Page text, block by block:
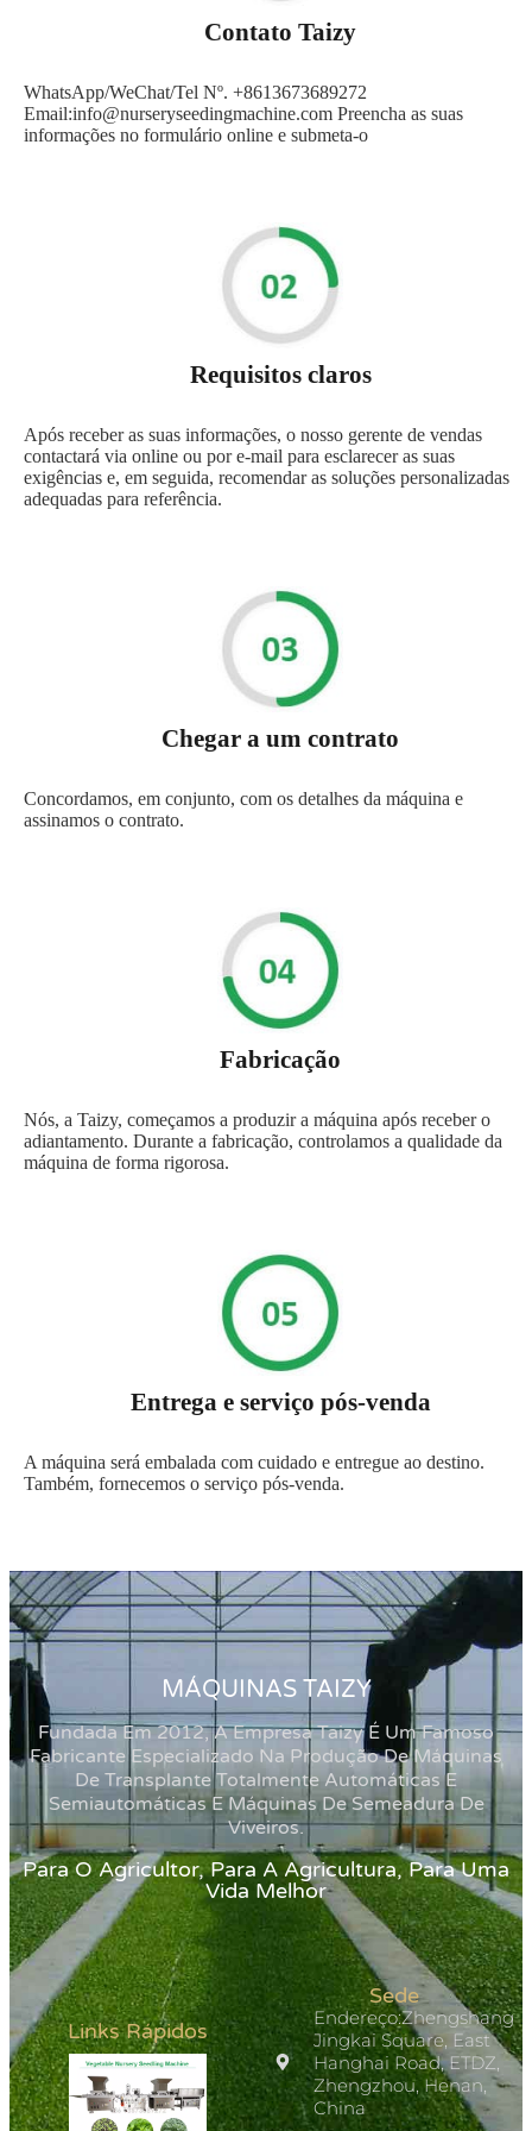
Contato Taizy
WhatsApp/WeChat/Tel Nº. +8613673689272
Email:info@nurseryseedingmachine.com Preencha as suas
informações no formulário online e submeta-o
Requisitos claros
Após receber as suas informações, o nosso gerente de vendas
contactará via online ou por e-mail para esclarecer as suas
exigências e, em seguida, recomendar as soluções personalizadas
adequadas para referência.
Chegar a um contrato
Concordamos, em conjunto, com os detalhes da máquina e
assinamos o contrato.
Fabricação
Nós, a Taizy, começamos a produzir a máquina após receber o
adiantamento. Durante a fabricação, controlamos a qualidade da
máquina de forma rigorosa.
Entrega e serviço pós-venda
A máquina será embalada com cuidado e entregue ao destino.
Também, fornecemos o serviço pós-venda.
MÁQUINAS TAIZY
Fundada Em 2012, A Empresa Taizy É Um Famoso
Fabricante Especializado Na Produção De Máquinas
De Transplante Totalmente Automáticas E
Semiautomáticas E Máquinas De Semeadura De
Viveiros.
Para O Agricultor, Para A Agricultura, Para Uma
Vida Melhor
Links Rápidos
Sede
Endereço:Zhengshang
Jingkai Square, East
Hanghai Road, ETDZ,
Zhengzhou, Henan,
China